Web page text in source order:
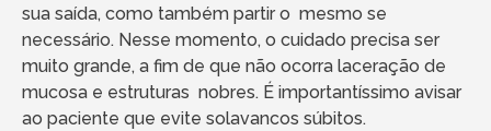
sua saída, como também partir o mesmo se
necessário. Nesse momento, o cuidado precisa ser
muito grande, a fim de que não ocorra laceração de
mucosa e estruturas nobres. É importantíssimo avisar
ao paciente que evite solavancos súbitos.